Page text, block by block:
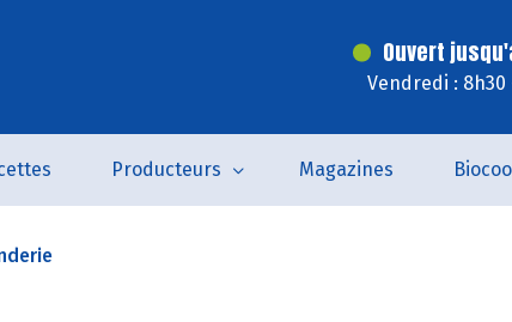
Ouvert
Vendredi : 8h30
Producteurs Magazines